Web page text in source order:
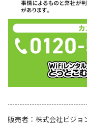
販売者
株式会社ビジョ